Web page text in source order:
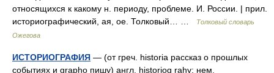
относящихся к какому н. периоду, проблеме. И. России. | прил.
историографический, ая, ое. Толковый… …
Толковый словарь
Ожегова
ИСТОРИОГРАФИЯ — (от греч. historia рассказ о прошлых
событиях и grapho пишу) англ. historiog rahy; нем.